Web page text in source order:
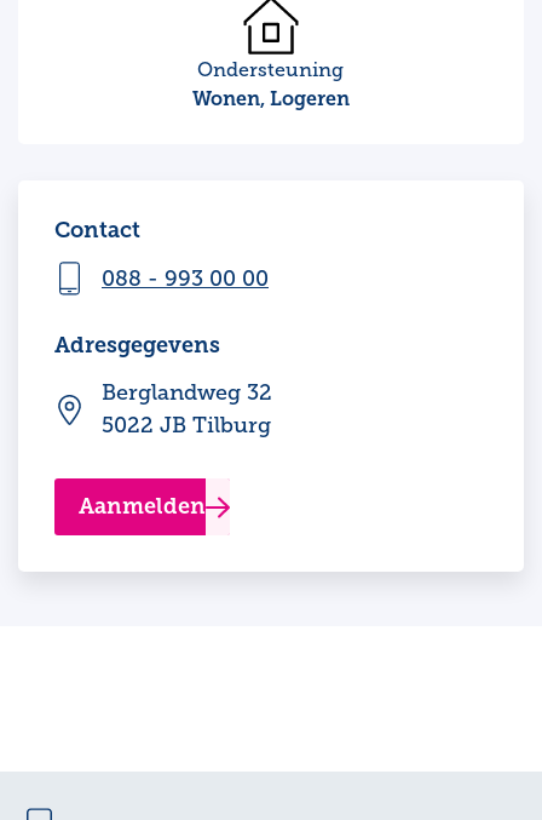
Ondersteuning
Wonen, Logeren
Contact
088 - 993 00 00
Adresgegevens
Berglandweg 32
5022 JB Tilburg
Aanmelden